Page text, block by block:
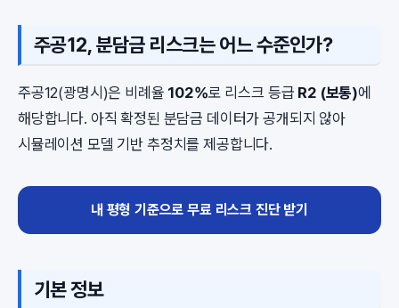
주공12, 분담금 리스크는 어느 수준인가?
주공12(광명시)은 비례율 102%로 리스크 등급 R2 (보통)에
해당합니다. 아직 확정된 분담금 데이터가 공개되지 않아
시뮬레이션 모델 기반 추정치를 제공합니다.
내 평형 기준으로 무료 리스크 진단 받기
기본 정보